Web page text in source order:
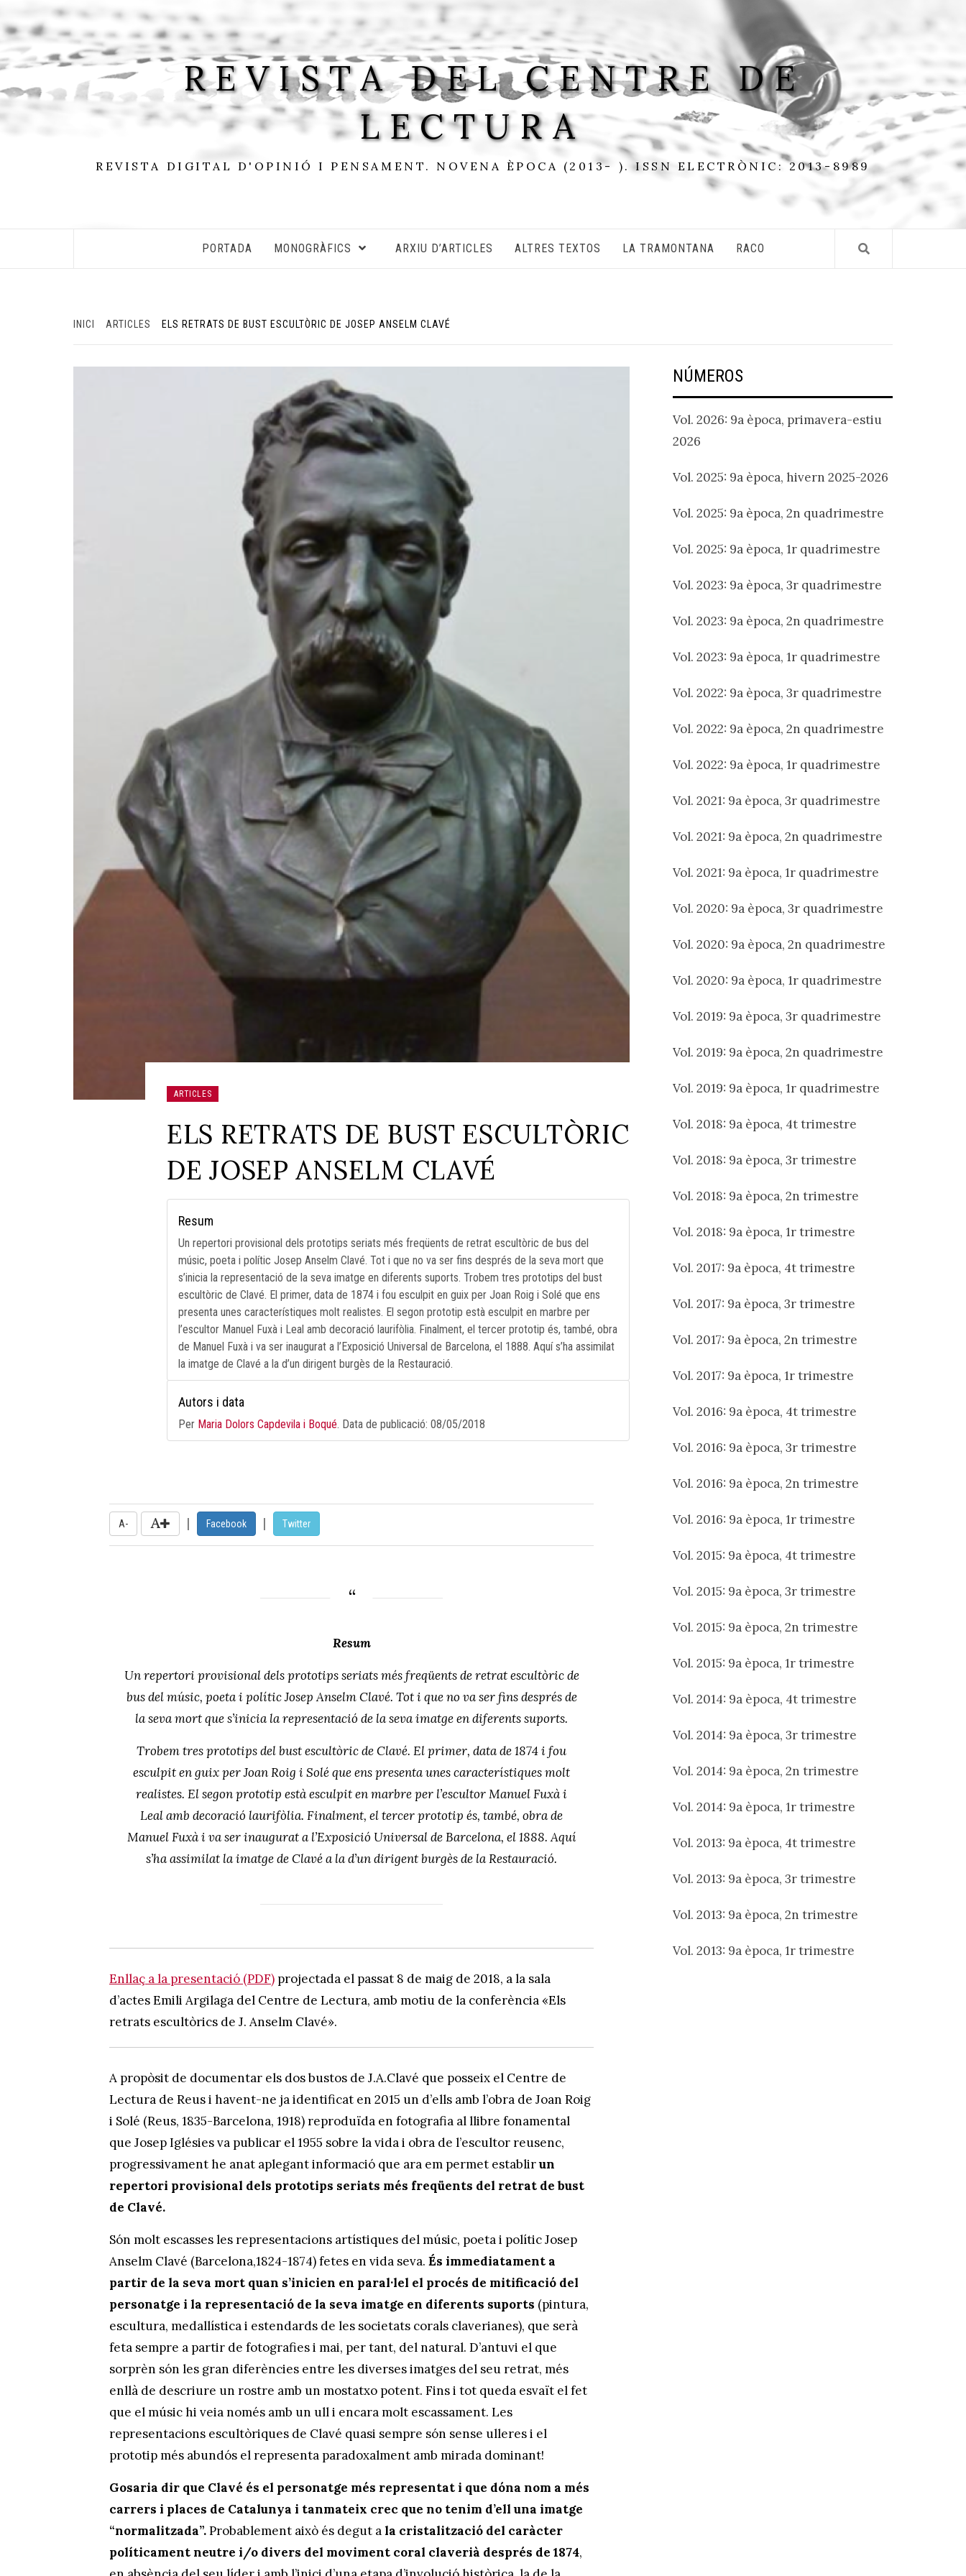
to
content
REVISTA DEL CENTRE DE
LECTURA
REVISTA DIGITAL D'OPINIÓ I PENSAMENT. NOVENA ÈPOCA (2013- ). ISSN ELECTRÒNIC: 2013-8989
PORTADA MONOGRÀFICS ARXIU D’ARTICLES ALTRES TEXTOS LA TRAMONTANA RACO
INICI ARTICLES ELS RETRATS DE BUST ESCULTÒRIC DE JOSEP ANSELM CLAVÉ
ARTICLES
ELS RETRATS DE BUST ESCULTÒRIC
DE JOSEP ANSELM CLAVÉ
Resum
Un repertori provisional dels prototips seriats més freqüents de retrat escultòric de bus del
músic, poeta i polític Josep Anselm Clavé. Tot i que no va ser fins després de la seva mort que
s’inicia la representació de la seva imatge en diferents suports. Trobem tres prototips del bust
escultòric de Clavé. El primer, data de 1874 i fou esculpit en guix per Joan Roig i Solé que ens
presenta unes característiques molt realistes. El segon prototip està esculpit en marbre per
l’escultor Manuel Fuxà i Leal amb decoració laurifòlia. Finalment, el tercer prototip és, també, obra
de Manuel Fuxà i va ser inaugurat a l’Exposició Universal de Barcelona, el 1888. Aquí s’ha assimilat
la imatge de Clavé a la d’un dirigent burgès de la Restauració.
Autors i data
Per Maria Dolors Capdevila i Boqué. Data de publicació: 08/05/2018
A- | Facebook | Twitter
Resum
Un repertori provisional dels prototips seriats més freqüents de retrat escultòric de
bus del músic, poeta i polític Josep Anselm Clavé. Tot i que no va ser fins després de
la seva mort que s’inicia la representació de la seva imatge en diferents suports.
Trobem tres prototips del bust escultòric de Clavé. El primer, data de 1874 i fou
esculpit en guix per Joan Roig i Solé que ens presenta unes característiques molt
realistes. El segon prototip està esculpit en marbre per l’escultor Manuel Fuxà i
Leal amb decoració laurifòlia. Finalment, el tercer prototip és, també, obra de
Manuel Fuxà i va ser inaugurat a l’Exposició Universal de Barcelona, el 1888. Aquí
s’ha assimilat la imatge de Clavé a la d’un dirigent burgès de la Restauració.
Enllaç a la presentació (PDF) projectada el passat 8 de maig de 2018, a la sala
d’actes Emili Argilaga del Centre de Lectura, amb motiu de la conferència «Els
retrats escultòrics de J. Anselm Clavé».
A propòsit de documentar els dos bustos de J.A.Clavé que posseix el Centre de
Lectura de Reus i havent-ne ja identificat en 2015 un d’ells amb l’obra de Joan Roig
i Solé (Reus, 1835-Barcelona, 1918) reproduïda en fotografia al llibre fonamental
que Josep Iglésies va publicar el 1955 sobre la vida i obra de l’escultor reusenc,
progressivament he anat aplegant informació que ara em permet establirun
repertori provisional dels prototips seriats més freqüents del retrat de bust
de Clavé.
Són molt escasses les representacions artístiques del músic, poeta i polític Josep
Anselm Clavé (Barcelona,1824-1874) fetes en vida seva. És immediatament a
partir de la seva mort quan s’inicien en paral·lel el procés de mitificació del
personatge i la representació de la seva imatge en diferents suports (pintura,
escultura, medallística i estendards de les societats corals claverianes), que serà
feta sempre a partir de fotografies i mai, per tant, del natural. D’antuvi el que
sorprèn són les gran diferències entre les diverses imatges del seu retrat, més
enllà de descriure un rostre amb un mostatxo potent. Fins i tot queda esvaït el fet
que el músic hi veia només amb un ull i encara molt escassament. Les
representacions escultòriques de Clavé quasi sempre són sense ulleres i el
prototip més abundós el representa paradoxalment amb mirada dominant!
Gosaria dir que Clavé és el personatge més representat i que dóna nom a més
carrers i places de Catalunya i tanmateix crec que no tenim d’ell una imatge
“normalitzada”.Probablement això és degut ala cristalització del caràcter
políticament neutre i/o divers del moviment coral claverià després de 1874,
NÚMEROS
Vol. 2026: 9a època, primavera-estiu
2026
Vol. 2025: 9a època, hivern 2025-2026
Vol. 2025: 9a època, 2n quadrimestre
Vol. 2025: 9a època, 1r quadrimestre
Vol. 2023: 9a època, 3r quadrimestre
Vol. 2023: 9a època, 2n quadrimestre
Vol. 2023: 9a època, 1r quadrimestre
Vol. 2022: 9a època, 3r quadrimestre
Vol. 2022: 9a època, 2n quadrimestre
Vol. 2022: 9a època, 1r quadrimestre
Vol. 2021: 9a època, 3r quadrimestre
Vol. 2021: 9a època, 2n quadrimestre
Vol. 2021: 9a època, 1r quadrimestre
Vol. 2020: 9a època, 3r quadrimestre
Vol. 2020: 9a època, 2n quadrimestre
Vol. 2020: 9a època, 1r quadrimestre
Vol. 2019: 9a època, 3r quadrimestre
Vol. 2019: 9a època, 2n quadrimestre
Vol. 2019: 9a època, 1r quadrimestre
Vol. 2018: 9a època, 4t trimestre
Vol. 2018: 9a època, 3r trimestre
Vol. 2018: 9a època, 2n trimestre
Vol. 2018: 9a època, 1r trimestre
Vol. 2017: 9a època, 4t trimestre
Vol. 2017: 9a època, 3r trimestre
Vol. 2017: 9a època, 2n trimestre
Vol. 2017: 9a època, 1r trimestre
Vol. 2016: 9a època, 4t trimestre
Vol. 2016: 9a època, 3r trimestre
Vol. 2016: 9a època, 2n trimestre
Vol. 2016: 9a època, 1r trimestre
Vol. 2015: 9a època, 4t trimestre
Vol. 2015: 9a època, 3r trimestre
Vol. 2015: 9a època, 2n trimestre
Vol. 2015: 9a època, 1r trimestre
Vol. 2014: 9a època, 4t trimestre
Vol. 2014: 9a època, 3r trimestre
Vol. 2014: 9a època, 2n trimestre
Vol. 2014: 9a època, 1r trimestre
Vol. 2013: 9a època, 4t trimestre
Vol. 2013: 9a època, 3r trimestre
Vol. 2013: 9a època, 2n trimestre
Vol. 2013: 9a època, 1r trimestre